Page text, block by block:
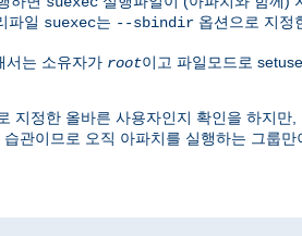
파일 suexec는 --sbindir 옵션으로 지정
서는 소유자가 root이고 파일모드로
지정한 올바른 사용자인지 확인을 하지만
관이므로 오직 아파치를 실행하는 그룹